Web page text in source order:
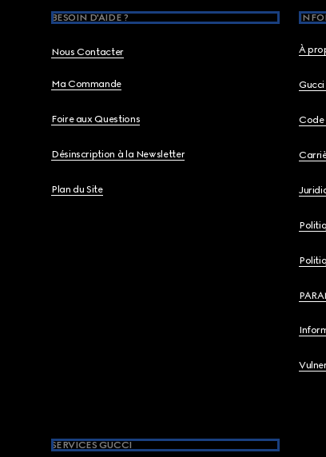
BESOIN D'AIDE ?
Nous Contacter
Ma Commande
Foire aux Questions
Désinscription à la Newsletter
Plan du Site
À
Code
SERVICES GUCCI